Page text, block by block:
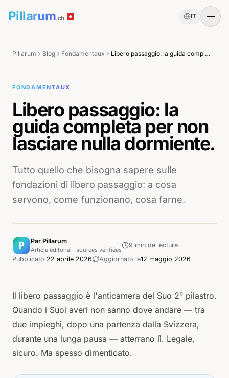
Pillarum.ch IT
Pillarum Blog Fondamentaux Libero passaggio: la guida completa per non lasciare nulla dormiente.
FONDAMENTAUX
Libero passaggio: la
guida completa per non
lasciare nulla dormiente.
Tutto quello che bisogna sapere sulle
fondazioni di libero passaggio: a cosa
servono, come funzionano, cosa farne.
Par Pillarum
Article éditorial · sources vérifiées
9 min de lecture
Pubblicato 22 aprile 2026 Aggiornato le12 maggio 2026
Il libero passaggio è l'anticamera del Suo 2° pilastro.
Quando i Suoi averi non sanno dove andare — tra
due impieghi, dopo una partenza dalla Svizzera,
durante una lunga pausa — atterrano lì. Legale,
sicuro. Ma spesso dimenticato.